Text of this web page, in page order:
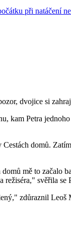
dvojice si
kam Petra
domů.
mě to
režiséra," svěřila se
zdůraznil Leoš